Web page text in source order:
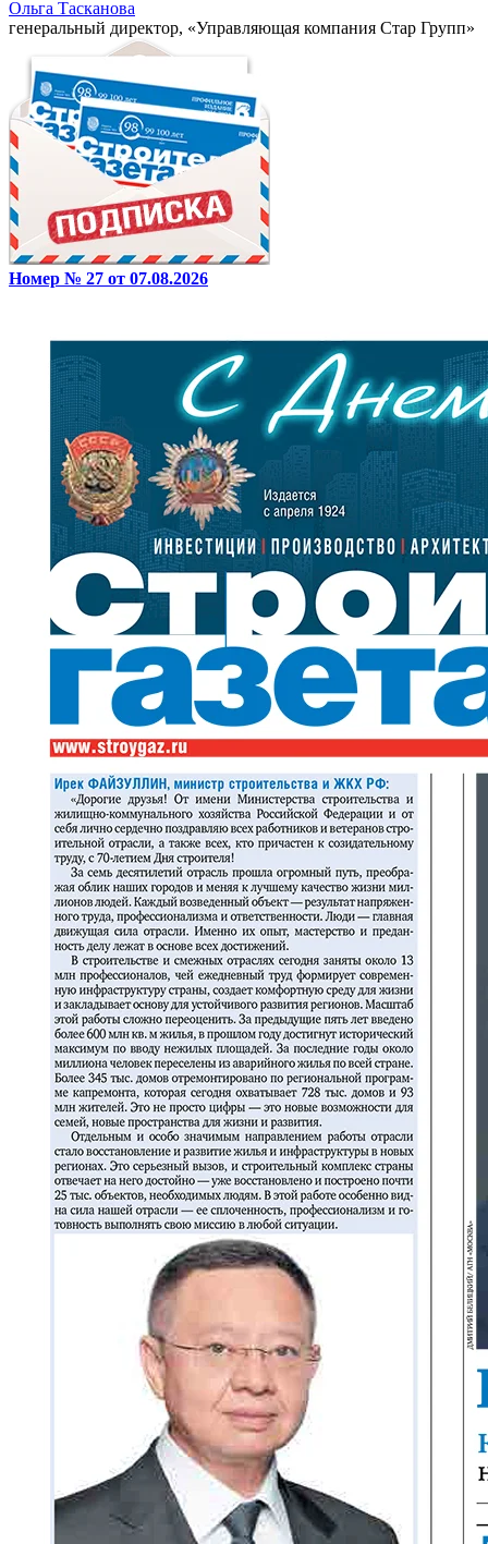
Ольга Тасканова
генеральный директор, «Управляющая компания Стар Групп»
Номер № 27 от 07.08.2026